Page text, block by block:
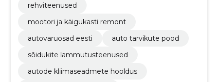
rehviteenused
mootori ja käigukasti remont
autovaruosad eesti
auto tarvikute pood
sõidukite lammutusteenused
autode kliimaseadmete hooldus